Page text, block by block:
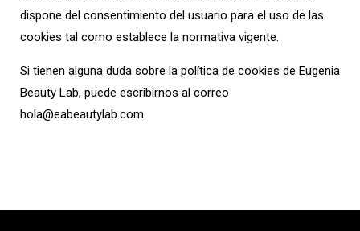
dispone del consentimiento del usuario para el uso de las
cookies tal como establece la normativa vigente.
Si tienen alguna duda sobre la política de cookies de Eugenia
Beauty Lab, puede escribirnos al correo
hola@eabeautylab.com.